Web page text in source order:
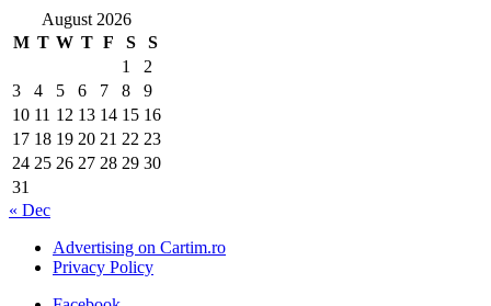
August 2026
M T W T F S
S
1
2
3
4 5 6 7 8
9
10 11 12 13 14 15 16
17 18 19 20 21 22 23
24 25 26 27 28 29 30
31
« Dec
Advertising on Cartim.ro
Privacy Policy